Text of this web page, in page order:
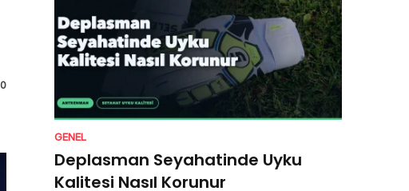
0
GENEL
Deplasman Seyahatinde Uyku
Kalitesi Nasıl Korunur